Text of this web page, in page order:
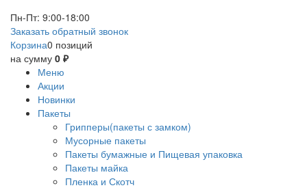
Пн-Пт: 9:00-18:00
Заказать обратный звонок
Корзина0 позиций
на сумму 0 ₽
Меню
Акции
Новинки
Пакеты
Грипперы(пакеты с замком)
Мусорные пакеты
Пакеты бумажные и Пищевая упаковка
Пакеты майка
Пленка и Скотч